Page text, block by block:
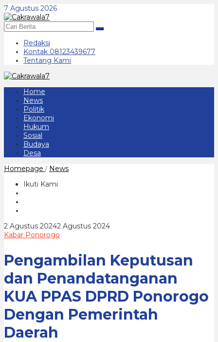
Lewati
ke
konten
7 Agustus 2026
Redaksi
Kontak 08123439677
Tentang Kami
Home
News
Politik
Ekonomi
Hukum
Sosial
Budaya
Desa
Homepage / NewsPengambilan
Ponorogo
Dengan
Ikuti Kami
2 Agustus 20242 Agustus 2024oleh
Kabar Ponorogo
Pengambilan Keputusan
dan Penandatanganan
KUA PPAS DPRD Ponorogo
Dengan Pemerintah
Daerah